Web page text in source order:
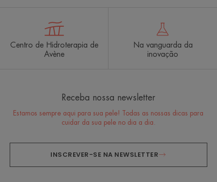
Centro de Hidroterapia de
Avène
Na vanguarda da
inovação
Receba nossa newsletter
Estamos sempre aqui para sua pele! Todas as nossas dicas para
cuidar da sua pele no dia a dia.
INSCREVER-SE NA NEWSLETTER